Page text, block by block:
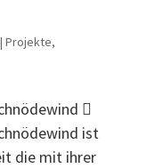
Projekte,

ist
die mit ihrer